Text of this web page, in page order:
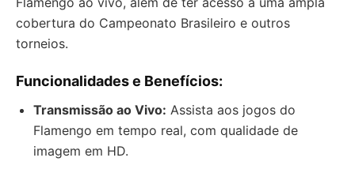
cobertura do Campeonato Brasileiro e outros
torneios.
Funcionalidades e Benefícios:
Transmissão ao Vivo: Assista aos jogos do
Flamengo em tempo real, com qualidade de
imagem em HD.